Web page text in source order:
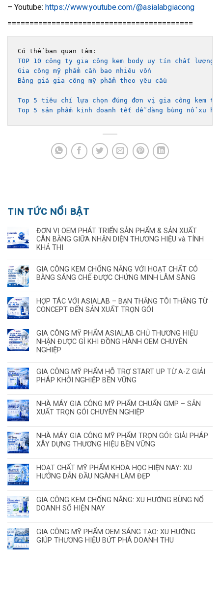
– Youtube: https://www.youtube.com/@asialabgiacong
==========================================
TOP 10 công ty gia công kem body uy tín chất lượng
Gia công mỹ phẩm cần bao nhiêu vốn
Bảng giá gia công mỹ phẩm theo yêu cầu
Top 5 tiêu chí lựa chọn đúng đơn vị gia công kem
Top 5 sản phẩm kinh doanh tết dễ dàng bùng nổ xu
TIN TỨC NỔI BẬT
ĐƠN VỊ OEM PHÁT TRIỂN SẢN PHẨM & SẢN XUẤT
CÂN BẰNG GIỮA NHẬN DIỆN THƯƠNG HIỆU và TÍNH
KHẢ THI
GIA CÔNG KEM CHỐNG NẮNG VỚI HOẠT CHẤT CÓ
BẰNG SÁNG CHẾ ĐƯỢC CHỨNG MINH LÂM SÀNG
HỢP TÁC VỚI ASIALAB – BẠN THẮNG TÔI THẮNG TỪ
CONCEPT ĐẾN SẢN XUẤT TRỌN GÓI
GIA CÔNG MỸ PHẨM ASIALAB CHỦ THƯƠNG HIỆU
NHẬN ĐƯỢC GÌ KHI ĐỒNG HÀNH OEM CHUYÊN
NGHIỆP
GIA CÔNG MỸ PHẨM HỖ TRỢ START UP TỪ A-Z GIẢI
PHÁP KHỞI NGHIỆP BỀN VỮNG
NHÀ MÁY GIA CÔNG MỸ PHẨM CHUẨN GMP – SẢN
XUẤT TRỌN GÓI CHUYÊN NGHIỆP
NHÀ MÁY GIA CÔNG MỸ PHẨM TRỌN GÓI: GIẢI PHÁP
XÂY DỰNG THƯƠNG HIỆU BỀN VỮNG
HOẠT CHẤT MỸ PHẨM KHOA HỌC HIỆN NAY: XU
HƯỚNG DẪN ĐẦU NGÀNH LÀM ĐẸP
GIA CÔNG KEM CHỐNG NẮNG: XU HƯỚNG BÙNG NỔ
DOANH SỐ HIỆN NAY
GIA CÔNG MỸ PHẨM OEM SÁNG TẠO: XU HƯỚNG
GIÚP THƯƠNG HIỆU BỨT PHÁ DOANH THU